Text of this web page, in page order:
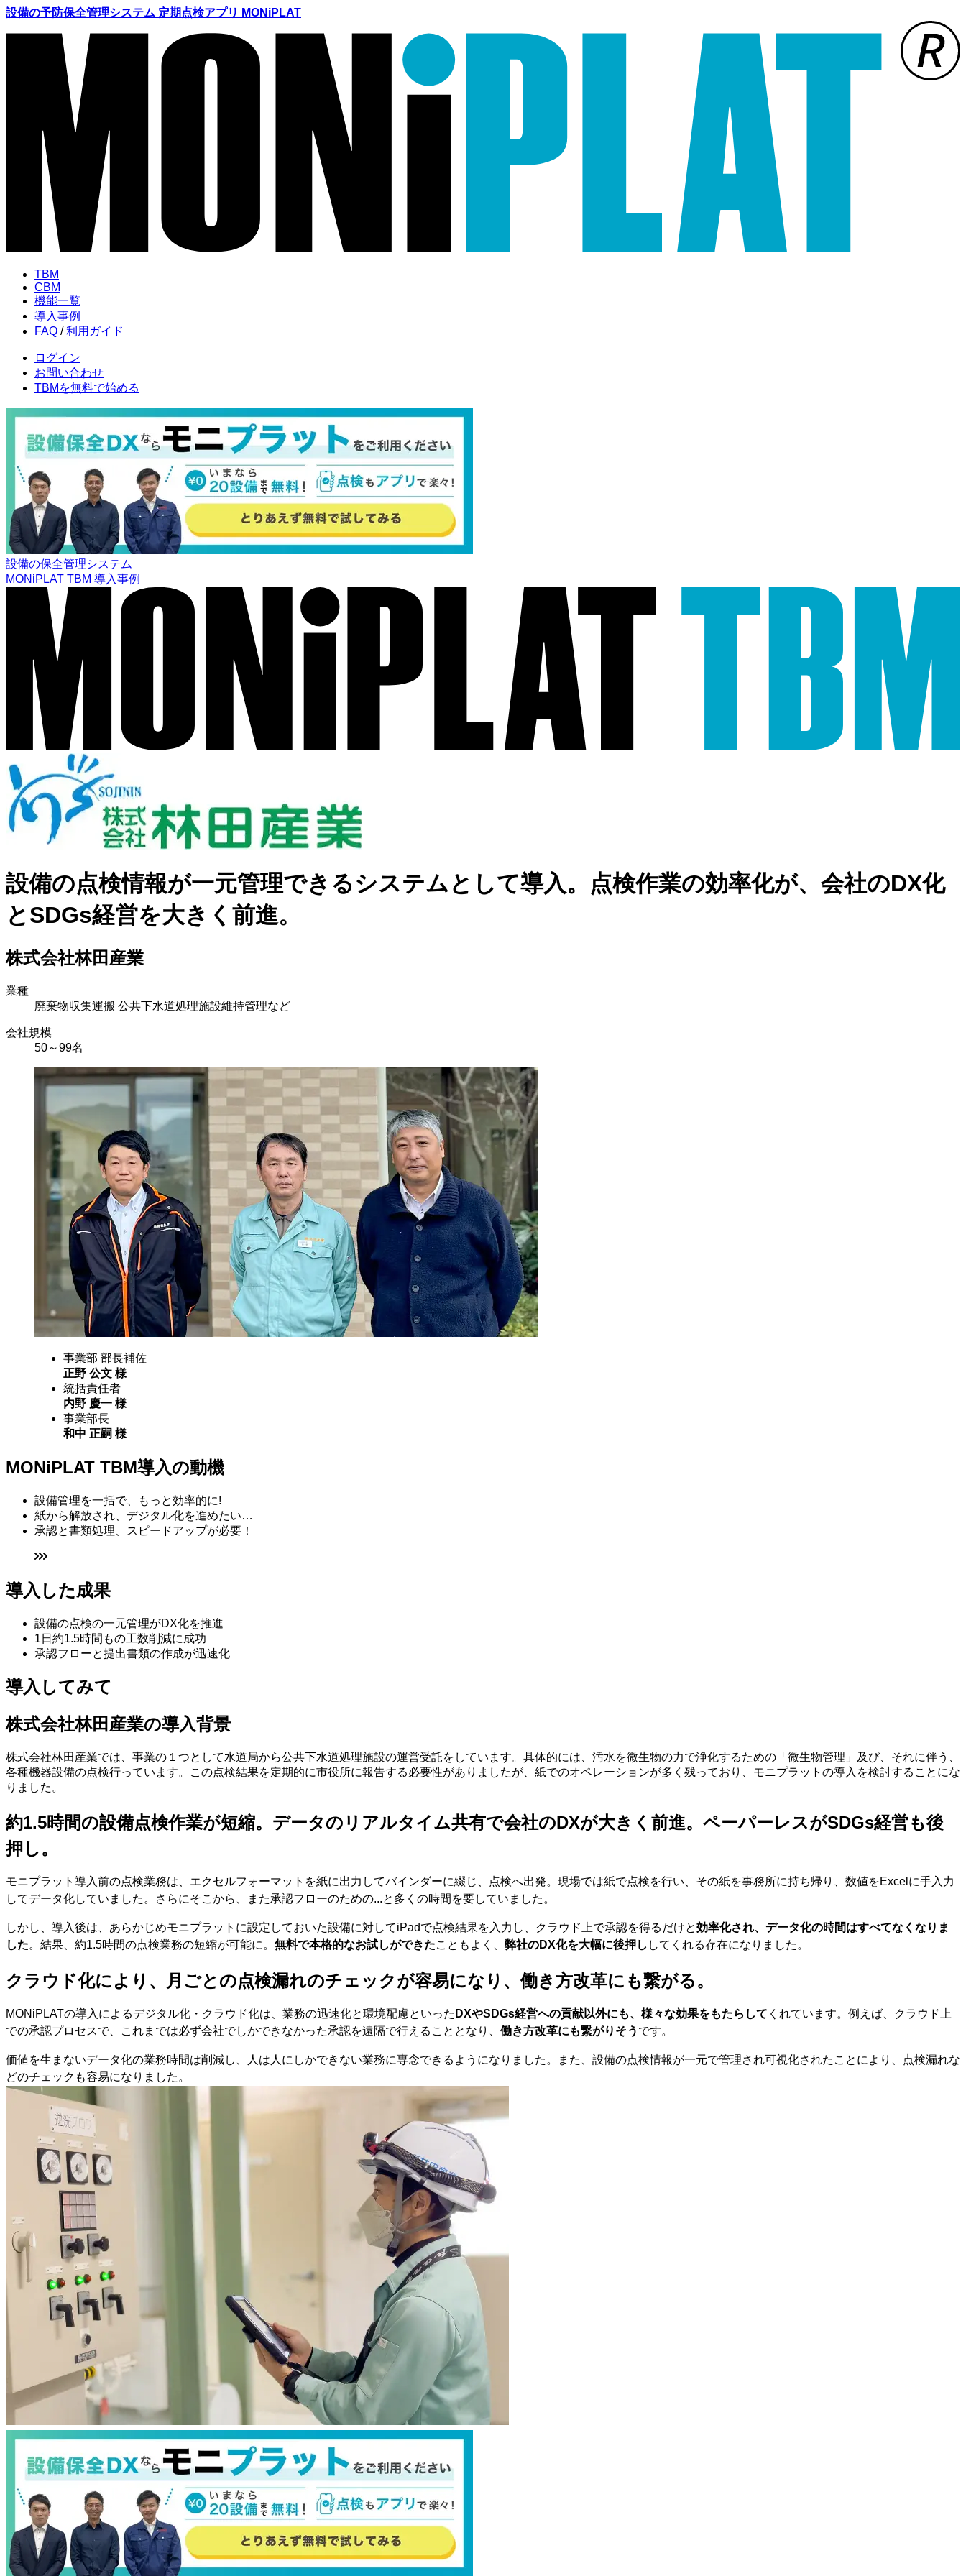
設備の予防保全管理システム 定期点検アプリ MONiPLAT
TBM
CBM
機能一覧
導入事例
FAQ / 利用 ガイド
ログイン
お問い合わせ
TBMを無料で始める
設備の保全管理システム
MONiPLAT TBM 導入事例
設備の点検情報が一元管理できるシステムとして導入。点検作業の効率化が、会社のDX化
とSDGs経営を大きく前進。
株式会社林田産業
業種
廃棄物収集運搬 公共下水道処理施設維持管理など
会社規模
50～99名
事業部 部長補佐
正野 公文 様
統括責任者
内野 慶一 様
事業部長
和中 正嗣 様
MONiPLAT TBM導入の動機
設備管理を一括で、もっと効率的に!
紙から解放され、デジタル化を進めたい…
承認と書類処理、スピードアップが必要！
導入した成果
設備の点検の一元管理がDX化を推進
1日約1.5時間もの工数削減に成功
承認フローと提出書類の作成が迅速化
導入してみて
株式会社林田産業の導入背景
株式会社林田産業では、事業の１つとして水道局から公共下水道処理施設の運営受託をしています。具体的には、汚水を微生物の力で浄化するための「微生物管理」及び、それに伴う、
各種機器設備の点検行っています。この点検結果を定期的に市役所に報告する必要性がありましたが、紙でのオペレーションが多く残っており、モニプラットの導入を検討することにな
りました。
約1.5時間の設備点検作業が短縮。データのリアルタイム共有で会社のDXが大きく前進。ペーパーレスがSDGs経営も後
押し。
モニプラット導入前の点検業務は、エクセルフォーマットを紙に出力してバインダーに綴じ、点検へ出発。現場では紙で点検を行い、その紙を事務所に持ち帰り、数値をExcelに手入力
してデータ化していました。さらにそこから、また承認フローのための...と多くの時間を要していました。
しかし、導入後は、あらかじめモニプラットに設定しておいた設備に対してiPadで点検結果を入力し、クラウド上で承認を得るだけと効率化され、データ化の時間はすべてなくなりま
した。結果、約1.5時間の点検業務の短縮が可能に。 無料で本格的なお試しができたこともよく、 弊社のDX化を大幅に後押し してくれる存在になりました。
クラウド化により、月ごとの点検漏れのチェックが容易になり、働き方改革にも繋がる。
MONiPLATの導入によるデジタル化・クラウド化は、業務の迅速化と環境配慮といった DXやSDGs経営への貢献以外にも、様々な効果をもたらして くれています。例えば、クラウド上
での承認プロセスで、これまでは必ず会社でしかできなかった承認を遠隔で行えることとなり、 働き方改革にも繋がりそう です。
価値を生まないデータ化の業務時間は削減し、人は人にしかできない業務に専念できるようになりました。また、設備の点検情報が一元で管理され可視化されたことにより、点検漏れな
どのチェックも容易になりました。